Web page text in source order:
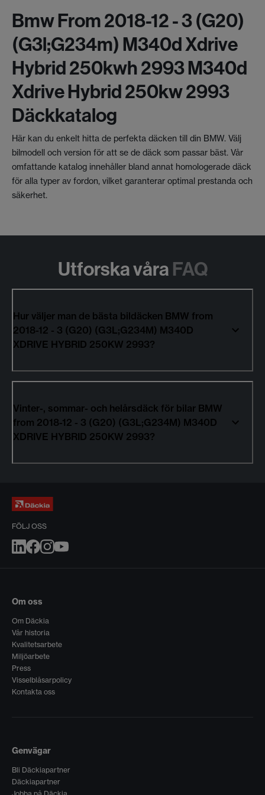
Bmw From 2018-12 - 3 (g20)
(g3l;g234m) M340d Xdrive
Hybrid 250kwh 2993 M340d
Xdrive Hybrid 250kw 2993
Däckkatalog
Här kan du enkelt hitta de perfekta däcken till din BMW. Välj
bilmodell och version för att se de däck som passar bäst. Vår
omfattande katalog innehåller bland annat homologerade däck
för alla typer av fordon, vilket garanterar optimal prestanda och
säkerhet.
Utforska våra FAQ
Hur väljer man de bästa bildäcken BMW from
2018-12 - 3 (G20) (G3L;G234M) M340D
XDRIVE HYBRID 250KW 2993?
Vinter-, sommar- och helårsdäck för bilar BMW
from 2018-12 - 3 (G20) (G3L;G234M) M340D
XDRIVE HYBRID 250KW 2993?
FÖLJ OSS
Om oss
Om Däckia
Vår historia
Kvalitetsarbete
Miljöarbete
Press
Visselblåsarpolicy
Kontakta oss
Genvägar
Bli Däckiapartner
Däckiapartner